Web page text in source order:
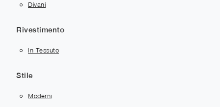
Divani
Rivestimento
In Tessuto
Stile
Moderni